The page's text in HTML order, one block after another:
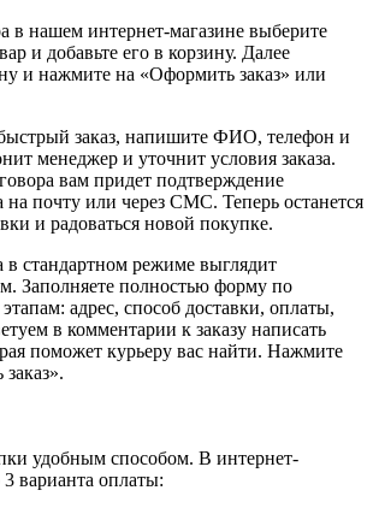
в нашем интернет-магазине выберите
и добавьте его в корзину. Далее
и нажмите на «Оформить заказ» или
заказ, напишите ФИО, телефон и
менеджер и уточнит условия заказа.
вам придет подтверждение
на почту или через СМС. Теперь останется
и радоваться новой покупке.
в стандартном режиме выглядит
Заполняете полностью форму по
адрес, способ доставки, оплаты,
в комментарии к заказу написать
поможет курьеру вас найти. Нажмите
удобным способом. В интернет-
варианта оплаты: